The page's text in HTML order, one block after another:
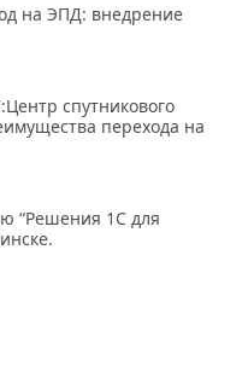
на ЭПД: внедрение
спутникового
перехода на
“Решения 1С для